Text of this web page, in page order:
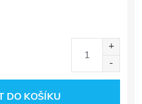
DO KOŠÍKU